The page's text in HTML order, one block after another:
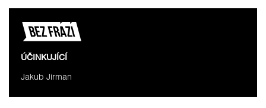
ÚČINKUJÍCÍ
Jakub Jirman